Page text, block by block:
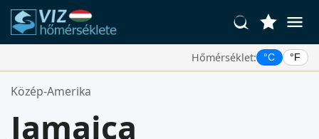
Hőmérséklet: °C °F
Kedvenc Helyszínei:
Közép-Amerika
Jamaica